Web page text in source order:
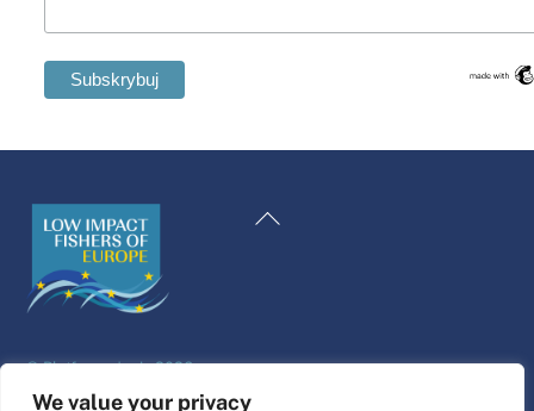
We value your privacy
Powrót
©Platforma życia2026
Projekt i wykonanie strony internetowej przez
Swedish